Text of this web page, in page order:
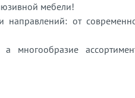
мебели!
от
многообразие